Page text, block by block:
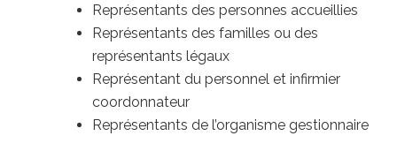
Représentants des personnes accueillies
Représentants des familles ou des
représentants légaux
Représentant du personnel et infirmier
coordonnateur
Représentants de l’organisme gestionnaire